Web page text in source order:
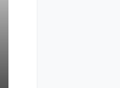
El
Paz Cornu